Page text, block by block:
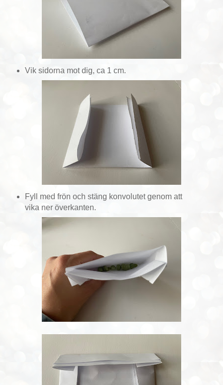
Vik sidorna mot dig, ca 1 cm.
Fyll med frön och stäng konvolutet genom att
vika ner överkanten.